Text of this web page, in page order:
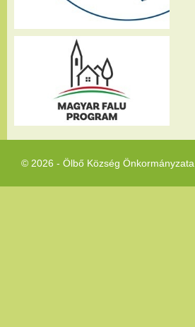
© 2026 - Ölbő Község Önkormányzata